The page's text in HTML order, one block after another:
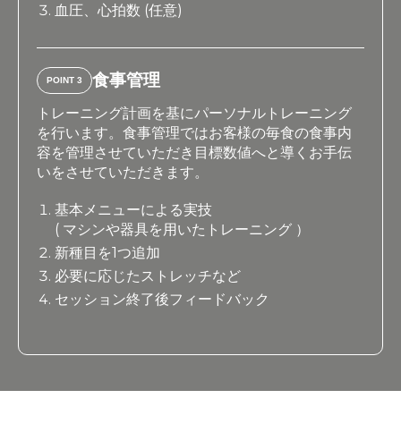
血圧、心拍数 (任意)
POINT 3 食事管理
トレーニング計画を基にパーソナルトレーニング
を行います。食事管理ではお客様の毎食の食事内
容を管理させていただき目標数値へと導くお手伝
いをさせていただきます。
基本メニューによる実技
( マシンや器具を用いたトレーニング ）
新種目を1つ追加
必要に応じたストレッチなど
セッション終了後フィードバック